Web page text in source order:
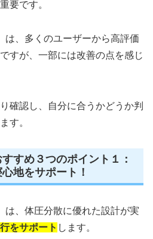
要です。
は、多くのユーザーから高評価
すが、一部には改善の点を感じ
確認し、自分に合うかどうか判
す。
すめ３つのポイント１：
地をサポート！
は、体圧分散に優れた設計が実
をサポート します。